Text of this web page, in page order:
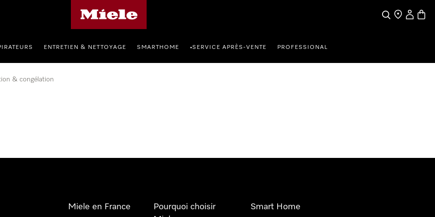
SearchFind a store
My
ENTRETIEN & NETTOYAGE SMARTHOME •SERVICE APRÈS-VENTE PROFESSIONAL
& congélation
Miele en France
Pourquoi choisir
Smart Home